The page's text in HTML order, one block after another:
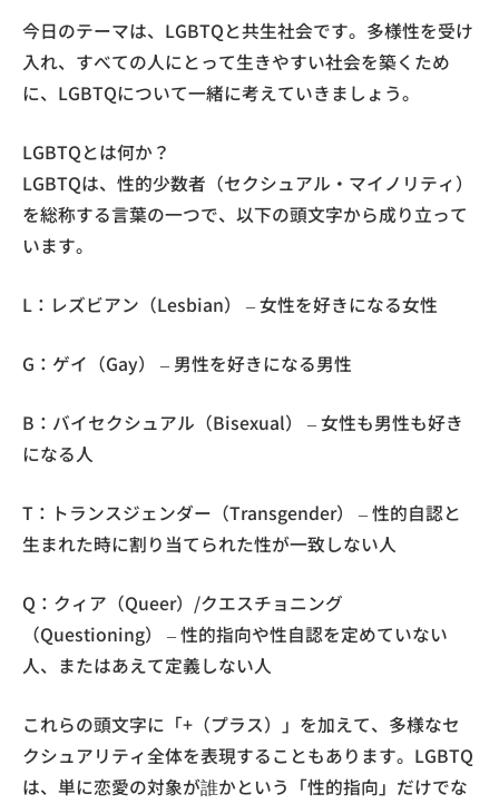
今日のテーマは、LGBTQと共生社会です。多様性を受け
入れ、すべての人にとって生きやすい社会を築くため
に、LGBTQについて一緒に考えていきましょう。
LGBTQとは何か？
LGBTQは、性的少数者（セクシュアル・マイノリティ）
を総称する言葉の一つで、以下の頭文字から成り立って
います。
L：レズビアン（Lesbian） – 女性を好きになる女性
G：ゲイ（Gay） – 男性を好きになる男性
B：バイセクシュアル（Bisexual） – 女性も男性も好き
になる人
T：トランスジェンダー（Transgender） – 性的自認と
生まれた時に割り当てられた性が一致しない人
Q：クィア（Queer）/クエスチョニング
（Questioning） – 性的指向や性自認を定めていない
人、またはあえて定義しない人
これらの頭文字に「+（プラス）」を加えて、多様なセ
クシュアリティ全体を表現することもあります。LGBTQ
は、単に恋愛の対象が誰かという「性的指向」だけでな